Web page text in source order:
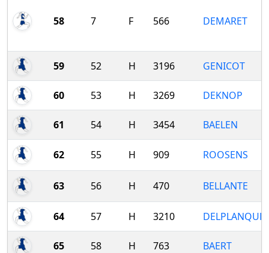
58 7 F 566 DEMARET
59 52 H 3196 GENICOT
60 53 H 3269 DEKNOP
61 54 H 3454 BAELEN
62 55 H 909 ROOSENS
63 56 H 470 BELLANTE
64 57 H 3210 DELPLANQUE
65 58 H 763 BAERT